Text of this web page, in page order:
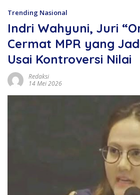
Trending Nasional
Indri Wahyuni, Juri
Cermat MPR yang
Usai Kontroversi Nilai
Redaksi
14 Mei 2026